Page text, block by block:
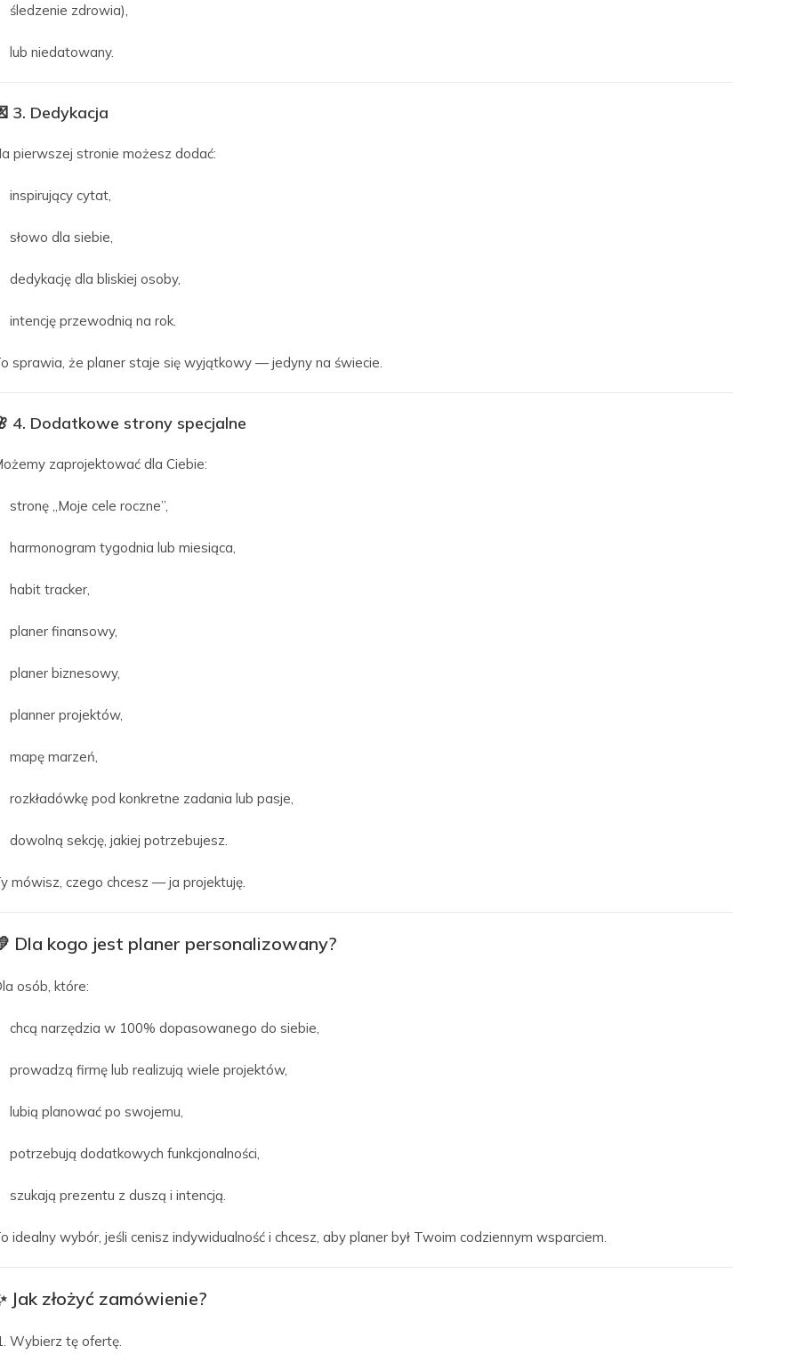
śledzenie zdrowia),
lub niedatowany.
3. Dedykacja
pierwszej stronie możesz dodać:
inspirujący cytat,
słowo dla siebie,
dedykację dla bliskiej osoby,
intencję przewodnią na rok.
sprawia, że planer staje się wyjątkowy — jedyny na świecie.
4. Dodatkowe strony specjalne
zaprojektować dla Ciebie:
stronę „Moje cele roczne”,
harmonogram tygodnia lub miesiąca,
habit tracker,
planer finansowy,
planer biznesowy,
planner projektów,
mapę marzeń,
rozkładówkę pod konkretne zadania lub pasje,
dowolną sekcję, jakiej potrzebujesz.
mówisz, czego chcesz — ja projektuję.
Dla kogo jest planer personalizowany?
osób, które:
chcą narzędzia w 100% dopasowanego do siebie,
prowadzą firmę lub realizują wiele projektów,
lubią planować po swojemu,
potrzebują dodatkowych funkcjonalności,
szukają prezentu z duszą i intencją.
idealny wybór, jeśli cenisz indywidualność i chcesz, aby planer był Twoim codziennym wsparciem.
Jak złożyć zamówienie?
Wybierz tę ofertę.